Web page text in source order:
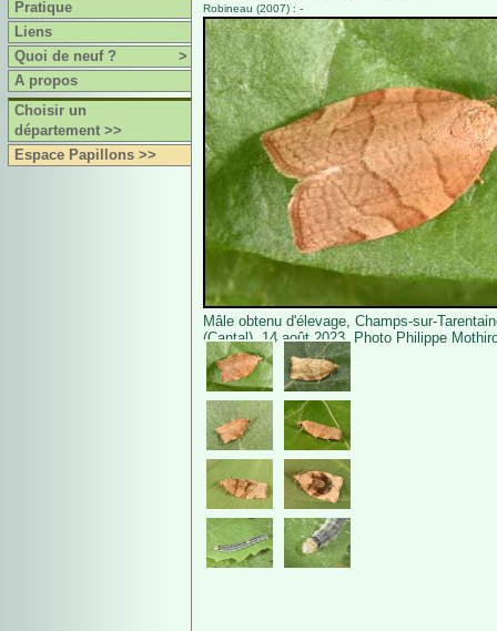
Pratique
Liens
Quoi de neuf ?
>
A propos
Choisir un
département >>
Espace Papillons >>
Robineau (2007) : -
Mâle obtenu d'élevage, Champs-sur-
(Cantal), 14 août 2023. Photo Philippe